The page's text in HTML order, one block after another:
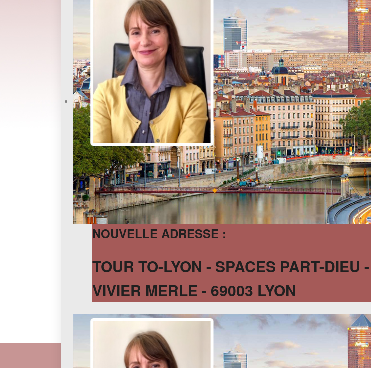
NOUVELLE ADRESSE :
TOUR TO-LYON - SPACES PART-
VIVIER MERLE - 69003 LYON